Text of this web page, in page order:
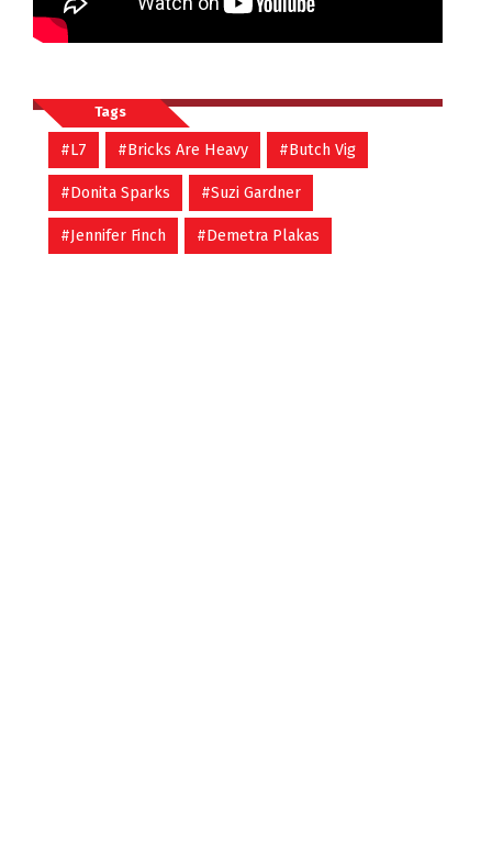
Tags
#L7 #Bricks Are Heavy #Butch Vig
#Donita Sparks #Suzi Gardner
#Jennifer Finch #Demetra Plakas